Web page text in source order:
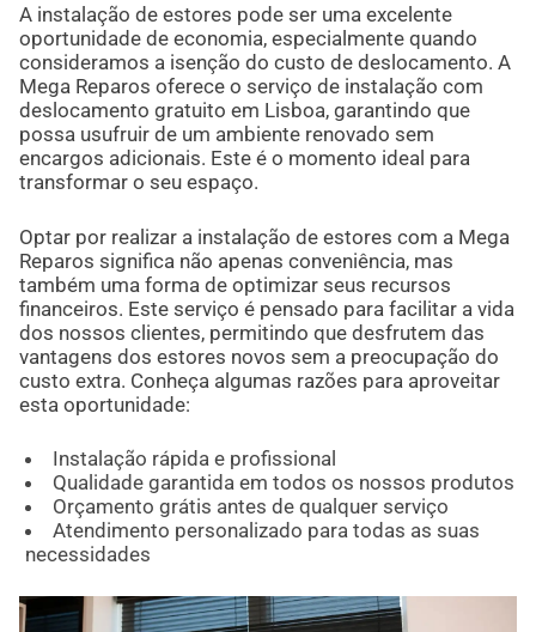
A instalação de estores pode ser uma excelente
oportunidade de economia, especialmente quando
consideramos a isenção do custo de deslocamento. A
Mega Reparos oferece o serviço de instalação com
deslocamento gratuito em Lisboa, garantindo que
possa usufruir de um ambiente renovado sem
encargos adicionais. Este é o momento ideal para
transformar o seu espaço.
Optar por realizar a instalação de estores com a Mega
Reparos significa não apenas conveniência, mas
também uma forma de optimizar seus recursos
financeiros. Este serviço é pensado para facilitar a vida
dos nossos clientes, permitindo que desfrutem das
vantagens dos estores novos sem a preocupação do
custo extra. Conheça algumas razões para aproveitar
esta oportunidade:
Instalação rápida e profissional
Qualidade garantida em todos os nossos produtos
Orçamento grátis antes de qualquer serviço
Atendimento personalizado para todas as suas
necessidades